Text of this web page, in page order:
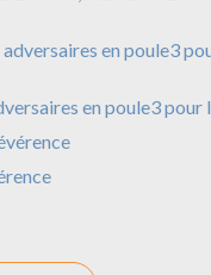
en poule3 pour